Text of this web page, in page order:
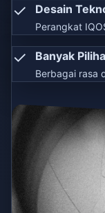
✓ Desain
Perangkat
✓ Banyak
Berbagai rasa